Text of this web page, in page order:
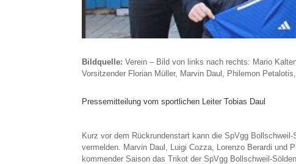
Bildquelle:Verein – Bild von links nach rechts: Mario
Vorsitzender Florian Müller, Marvin Daul, Philemon
Pressemitteilung vom sportlichen Leiter Tobias Daul
Kurz vor dem Rückrundenstart kann die SpVgg
vermelden. Marvin Daul, Luigi Cozza, Lorenzo Berardi und
kommender Saison das Trikot der SpVgg Bollschweil-Sölden.